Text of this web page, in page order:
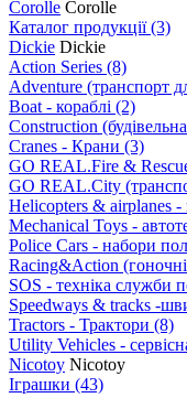
Corolle Corolle
Каталог продукції(3)
Dickie Dickie
Action Series (8)
Adventure (транспорт
Boat - кораблі (2)
Construction
Cranes - Крани (3)
GO REAL.Fire &
GO REAL.City
Helicopters & airplanes -
Mechanical Toys -
Police Cars - набори
Racing&Action
SOS - техніка служби
Speedways & tracks -
Tractors - Трактори (8)
Utility Vehicles -
Nicotoy Nicotoy
Іграшки (43)